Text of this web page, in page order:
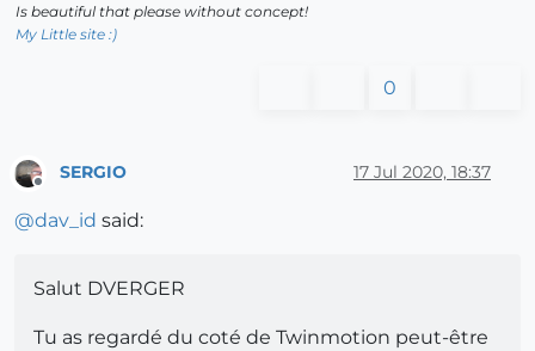
Is beautiful that please without concept!
My Little site :)
0
SERGIO 17 Jul 2020, 18:37
@dav_id said:
Salut DVERGER
Tu as regardé du coté de Twinmotion peut-être